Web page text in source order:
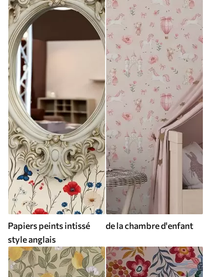
Papiers peints intissé
style anglais
de la chambre d'enfant